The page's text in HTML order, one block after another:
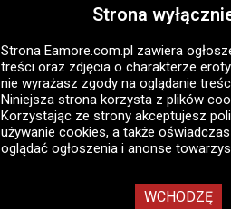
Pani szuka pana
Wrocław, Dolnośląskie
Zapraszam
o kontakt telefoniczny...
06-08-2026 08:00
Siedlce, Mazowieckie
Strona
Strona Eamore.com.pl zawiera
treści oraz zdjęcia o charakterze
nie wyrażasz zgody na oglądanie
Niniejsza strona korzysta z plików
Korzystając ze strony akceptujesz
używanie cookies, a także
oglądać ogłoszenia i anonse
WCHODZĘ